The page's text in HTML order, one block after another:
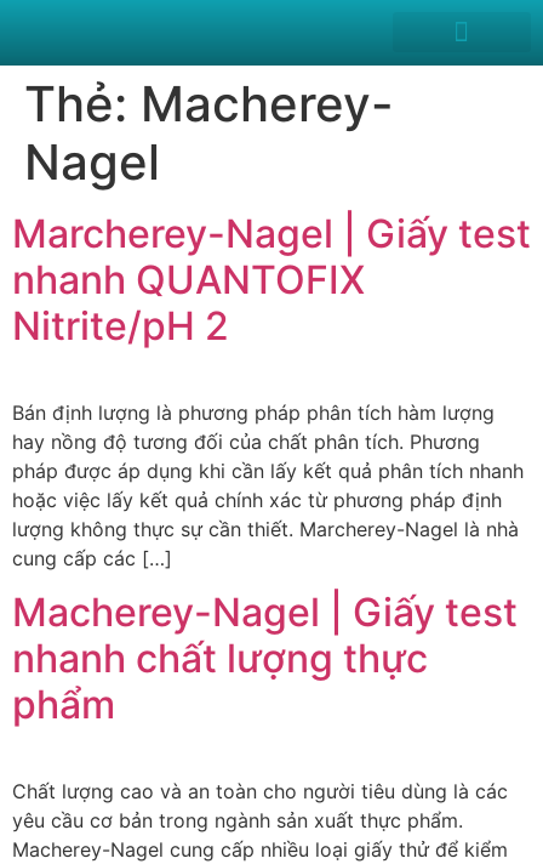
Thẻ: Macherey-
Nagel
Marcherey-Nagel | Giấy test
nhanh QUANTOFIX
Nitrite/pH 2
Bán định lượng là phương pháp phân tích hàm lượng
hay nồng độ tương đối của chất phân tích. Phương
pháp được áp dụng khi cần lấy kết quả phân tích nhanh
hoặc việc lấy kết quả chính xác từ phương pháp định
lượng không thực sự cần thiết. Marcherey-Nagel là nhà
cung cấp các […]
Macherey-Nagel | Giấy test
nhanh chất lượng thực
phẩm
Chất lượng cao và an toàn cho người tiêu dùng là các
yêu cầu cơ bản trong ngành sản xuất thực phẩm.
Macherey-Nagel cung cấp nhiều loại giấy thử để kiểm